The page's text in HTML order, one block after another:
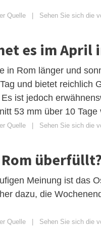
Quelle | Sehen Sie sich die
es im April
in Rom länger und
und bietet reichlich
ist jedoch
53 mm über 10 Tage
Quelle | Sehen Sie sich die
überfüllt?
Meinung ist das
dazu, die
Quelle | Sehen Sie sich die